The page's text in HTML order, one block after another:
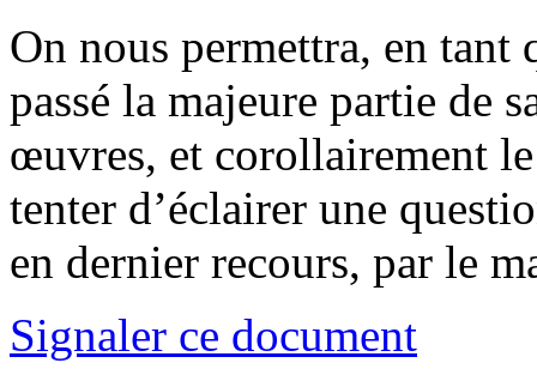
On nous permettra, en tant
passé la majeure partie de
œuvres, et corollairement
tenter d’éclairer une
en dernier recours, par le
Signaler ce document